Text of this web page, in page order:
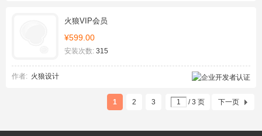
火狼VIP会员
¥599.00
安装次数: 315
作者: 火狼设计
1 2 3 / 3 页 下一页